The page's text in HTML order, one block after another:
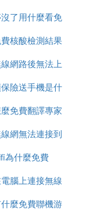
過熱，影響了
；
手機上下載安
無線路由器信
擾，在信道中
使用。如果手
5Ghz路由器，
化連接不好、
線水晶頭，查
，確保可靠連
體
了用什麼看免
費書
核酸檢測結果
怎麼查詢
網路後無法上
網
險送手機是什
麼啊
免費翻譯專家
網無法連接到
路是什麼原因
為什麼免費
腦上連接無線
網路密碼
麼免費聯機游